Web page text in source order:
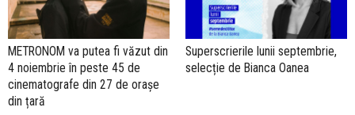
METRONOM va putea fi văzut din
4 noiembrie în peste 45 de
cinematografe din 27 de orașe
din țară
Superscrierile lunii septembrie,
selecție de Bianca Oanea